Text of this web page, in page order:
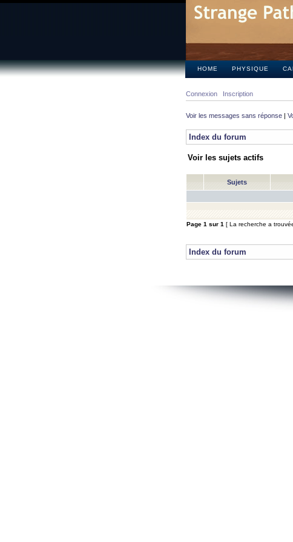
HOME PHYSIQUE
Connexion Inscription
Voir les messages sans réponse |
Index du forum
Voir les sujets actifs
Sujets
Page 1 sur 1 [ La recherche a
Index du forum